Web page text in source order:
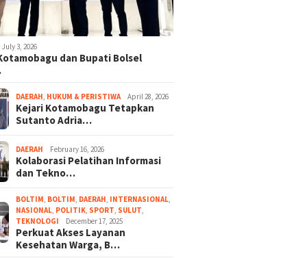
July 3, 2026
dan Bupati Bolsel
DAERAH, HUKUM & PERISTIWA April 28, 2026
Kejari Kotamobagu Tetapkan
Sutanto Adria…
DAERAH February 16, 2026
Kolaborasi Pelatihan Informasi
dan Tekno…
BOLTIM, BOLTIM, DAERAH, INTERNASIONAL,
NASIONAL, POLITIK, SPORT, SULUT,
TEKNOLOGI
December 17, 2025
Perkuat Akses Layanan
Kesehatan Warga, B…